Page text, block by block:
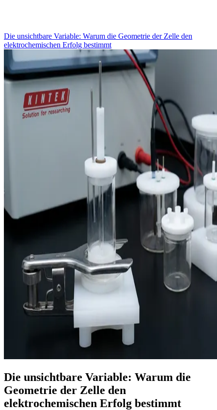
Die unsichtbare Variable: Warum die Geometrie der Zelle den
elektrochemischen Erfolg bestimmt
Die unsichtbare Variable: Warum die
Geometrie der Zelle den
elektrochemischen Erfolg bestimmt